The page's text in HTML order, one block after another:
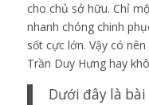
cho chủ sở hữu. Chỉ
nhanh chóng chinh
sốt cực lớn. Vậy có
Trần Duy Hưng hay
Dưới đây là